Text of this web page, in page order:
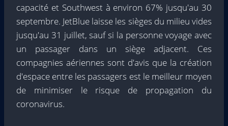
capacité et Southwest à environ 67% jusqu'au 30
septembre. JetBlue laisse les sièges du milieu vides
jusqu'au 31 juillet, sauf si la personne voyage avec
un passager dans un siège adjacent. Ces
compagnies aériennes sont d'avis que la création
d'espace entre les passagers est le meilleur moyen
de minimiser le risque de propagation du
coronavirus.